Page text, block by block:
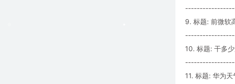
9. 标题: 前微软
10. 标题: 干多
11. 标题: 华为